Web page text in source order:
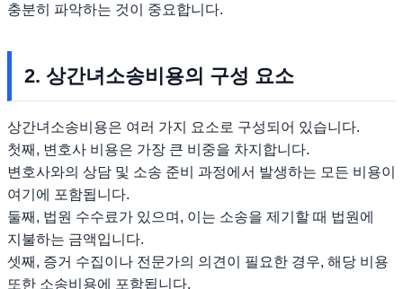
충분히 파악하는 것이 중요합니다.
2. 상간녀소송비용의 구성 요소
상간녀소송비용은 여러 가지 요소로 구성되어 있습니다.
첫째, 변호사 비용은 가장 큰 비중을 차지합니다.
변호사와의 상담 및 소송 준비 과정에서 발생하는 모든 비용이
여기에 포함됩니다.
둘째, 법원 수수료가 있으며, 이는 소송을 제기할 때 법원에
지불하는 금액입니다.
셋째, 증거 수집이나 전문가의 의견이 필요한 경우, 해당 비용
또한 소송비용에 포함됩니다.